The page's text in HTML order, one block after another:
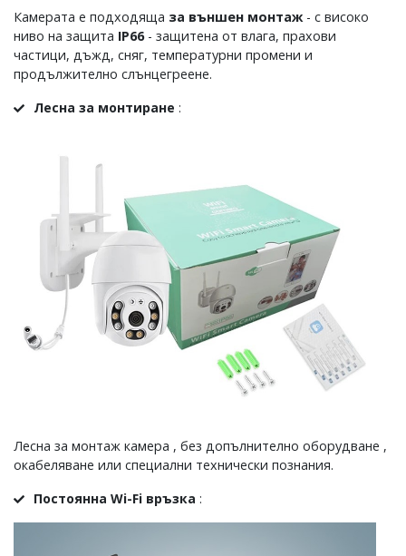
Камерата е подходяща за външен монтаж- с високо
ниво на защита IP66- защитена от влага, прахови
частици, дъжд, сняг, температурни промени и
продължително слънцегреене.
Лесна за монтиране :
Лесна за монтаж камера , без допълнително оборудване ,
окабеляване или специални технически познания.
Постоянна Wi-Fi връзка :